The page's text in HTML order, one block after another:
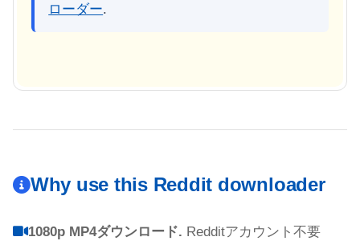
ローダー.
Why use this Reddit downloader
1080p MP4ダウンロード. Redditアカウント不要